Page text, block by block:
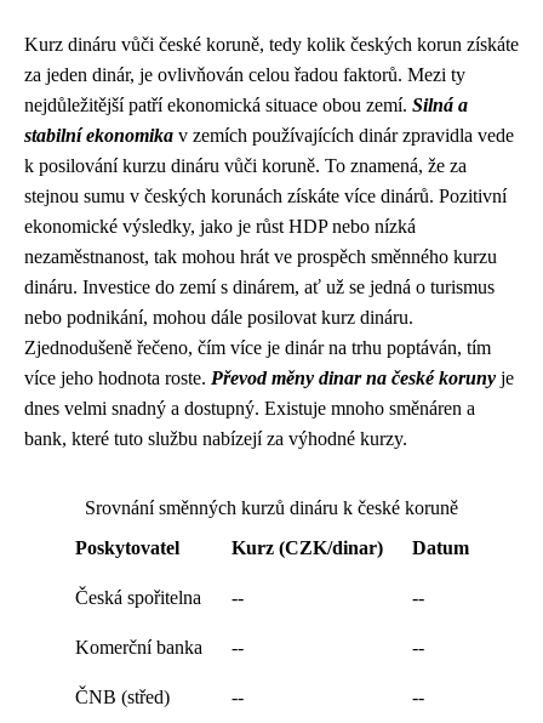
Kurz dináru vůči české koruně, tedy kolik českých korun získáte
za jeden dinár, je ovlivňován celou řadou faktorů. Mezi ty
nejdůležitější patří ekonomická situace obou zemí. Silná a
stabilní ekonomika v zemích používajících dinár zpravidla vede
k posilování kurzu dináru vůči koruně. To znamená, že za
stejnou sumu v českých korunách získáte více dinárů. Pozitivní
ekonomické výsledky, jako je růst HDP nebo nízká
nezaměstnanost, tak mohou hrát ve prospěch směnného kurzu
dináru. Investice do zemí s dinárem, ať už se jedná o turismus
nebo podnikání, mohou dále posilovat kurz dináru.
Zjednodušeně řečeno, čím více je dinár na trhu poptáván, tím
více jeho hodnota roste. Převod měny dinar na české koruny je
dnes velmi snadný a dostupný. Existuje mnoho směnáren a
bank, které tuto službu nabízejí za výhodné kurzy.
Srovnání směnných kurzů dináru k české koruně
Poskytovatel
Kurz (CZK/dinar) Datum
Česká spořitelna -- --
Komerční banka -- --
ČNB (střed) -- --